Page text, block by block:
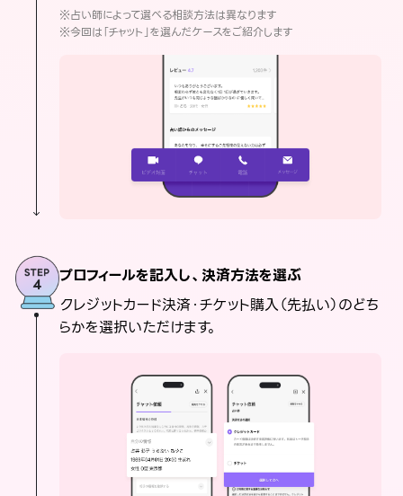
※占い師によって選べる相談方法は異なります
※今回は「チャット」を選んだケースをご紹介します
プロフィールを記入し、決済方法を選ぶ
クレジットカード決済・チケット購入（先払い）のどち
らかを選択いただけます。